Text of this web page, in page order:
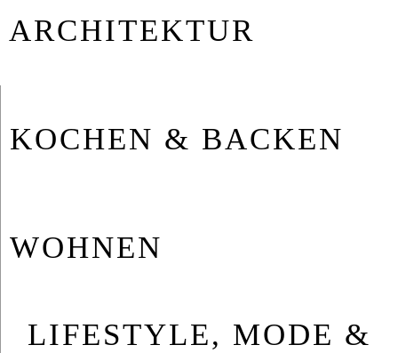
AR­CHI­TEK­TUR
KO­CHEN & BA­CKEN
WOH­NEN
LIFESTYLE, MODE &